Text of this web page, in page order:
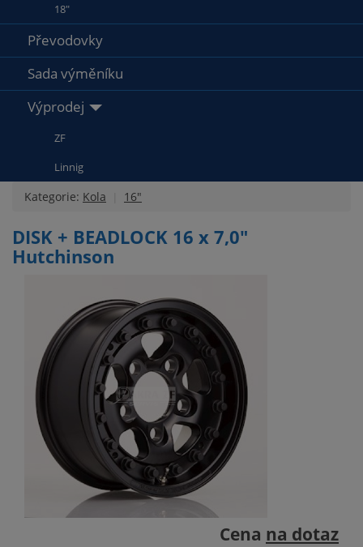
18"
Převodovky
Sada výměníku
Výprodej
ZF
Linnig
Kategorie: Kola 16"
DISK + BEADLOCK 16 x 7,0"
Hutchinson
Cena na dotaz